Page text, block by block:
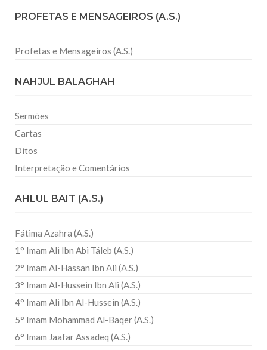
PROFETAS E MENSAGEIROS (A.S.)
Profetas e Mensageiros (A.S.)
NAHJUL BALAGHAH
Sermões
Cartas
Ditos
Interpretação e Comentários
AHLUL BAIT (A.S.)
Fátima Azahra (A.S.)
1° Imam Ali Ibn Abi Táleb (A.S.)
2° Imam Al-Hassan Ibn Ali (A.S.)
3° Imam Al-Hussein Ibn Ali (A.S.)
4° Imam Ali Ibn Al-Hussein (A.S.)
5° Imam Mohammad Al-Baqer (A.S.)
6° Imam Jaafar Assadeq (A.S.)